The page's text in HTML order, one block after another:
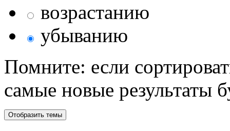
возрастанию
убыванию
Помните: если
самые новые результаты